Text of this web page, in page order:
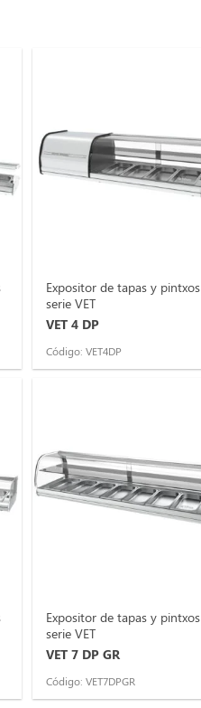
Expositor de tapas y pintxos
serie VET
VET 4 DP
Código: VET4DP
Expositor de tapas y pintxos
serie VET
VET 7 DP GR
Código: VET7DPGR